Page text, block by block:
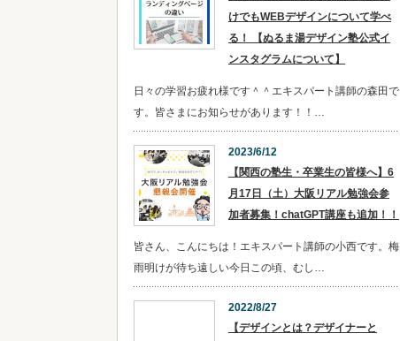
けでもWEBデザインについて学べ
る！ 【ぬるま湯デザイン塾公式イ
ンスタグラムについて】
日々の学習お疲れ様です＾＾エキスパート講師の森田で
す。皆さまにお知らせがあります！！…
2023/6/12
【関西の塾生・卒業生の皆様へ】6
月17日（土）大阪リアル勉強会参
加者募集！chatGPT講座も追加！！
皆さん、こんにちは！エキスパート講師の小西です。梅
雨明けが待ち遠しい今日この頃、むし…
2022/8/27
【デザインとは？デザイナーと